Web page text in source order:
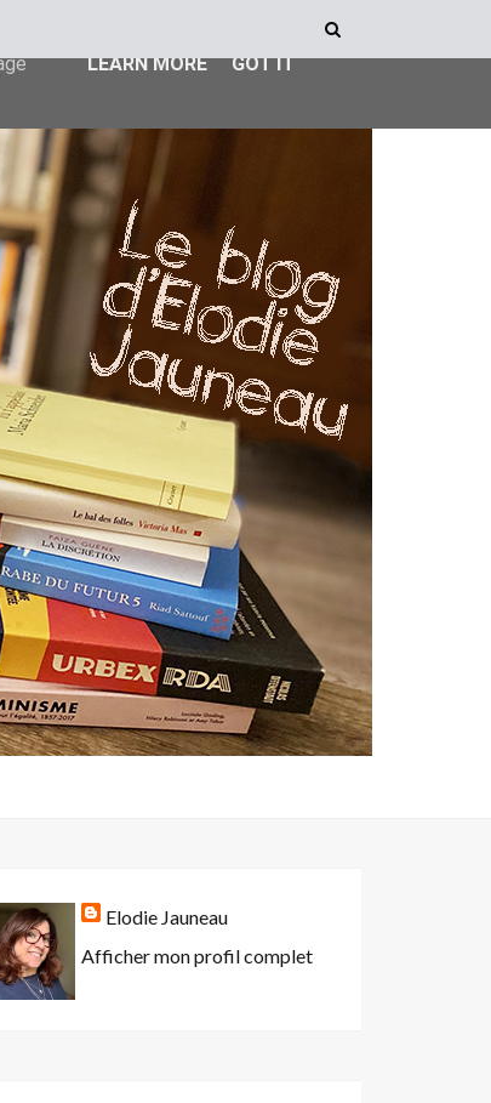
Elodie Jauneau
Afficher mon profil complet
LEARN MORE GOT IT